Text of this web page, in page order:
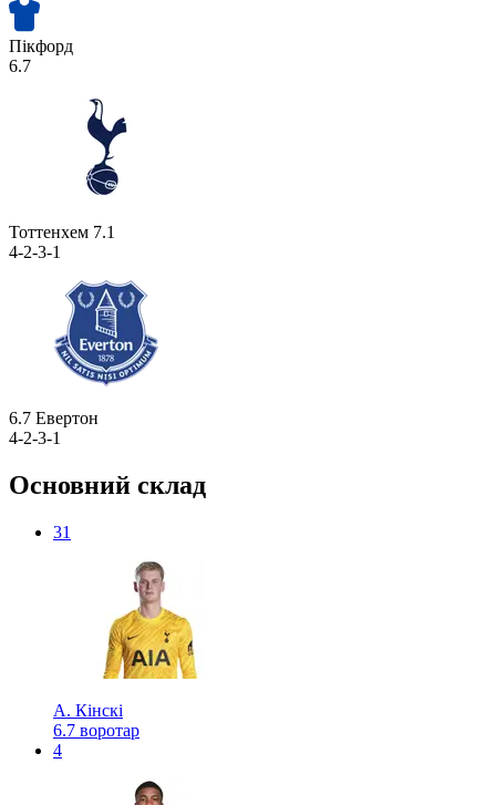
Пікфорд
6.7
Тоттенхем 7.1
4-2-3-1
6.7 Евертон
4-2-3-1
Основний склад
31
А. Кінскі
6.7 воротар
4